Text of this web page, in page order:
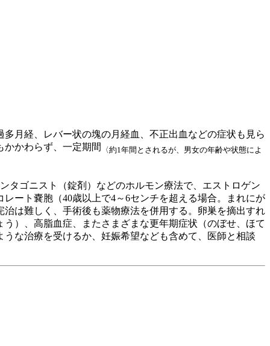
月経、レバー状の塊の月経血、不正出血などの症状も見ら
かかわらず、一定期間
〈約1年間とされるが、男女の年齢や状態によ
タゴニスト（錠剤）などのホルモン療法で、エストロゲン
ート嚢胞（40歳以上で4～6センチを超える場合。まれにが
は難しく、手術後も薬物療法を併用する。卵巣を摘出すれ
）、高脂血症、またさまざまな更年期症状（のぼせ、ほて
な治療を受けるか、妊娠希望なども含めて、医師と相談